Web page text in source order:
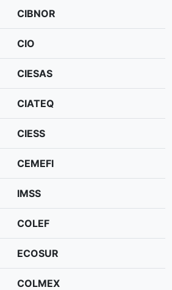
CIBNOR
CIO
CIESAS
CIATEQ
CIESS
CEMEFI
IMSS
COLEF
ECOSUR
COLMEX